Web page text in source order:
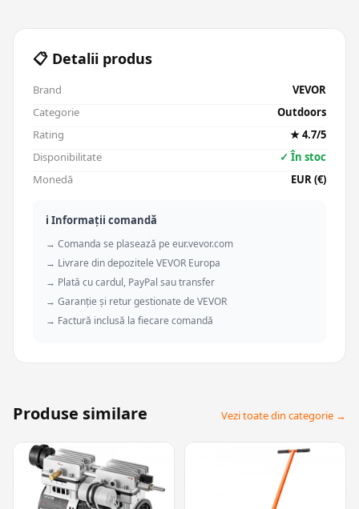
📋 Detalii produs
Brand
VEVOR
Categorie
Outdoors
Rating
★ 4.7/5
Disponibilitate
✓ În stoc
Monedă
EUR (€)
ℹ️ Informații comandă
→ Comanda se plasează pe eur.vevor.com
→ Livrare din depozitele VEVOR Europa
→ Plată cu cardul, PayPal sau transfer
→ Garanție și retur gestionate de VEVOR
→ Factură inclusă la fiecare comandă
Produse similare Vezi toate din categorie →